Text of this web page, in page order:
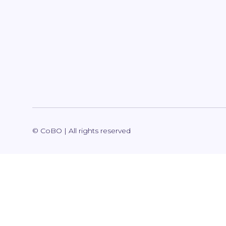
© CoBO | All rights reserved